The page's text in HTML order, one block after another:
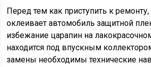
Перед тем как приступить к
оклеивает автомобиль защитной
избежание царапин на
находится под впускным
замены необходимы технические